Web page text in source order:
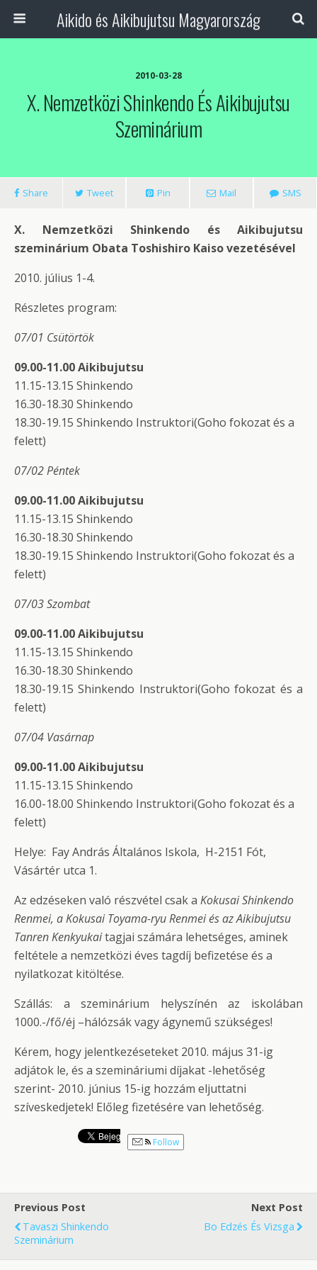
Aikido és Aikibujutsu Magyarország
2010-03-28
X. Nemzetközi Shinkendo És Aikibujutsu
Szeminárium
Share Tweet Pin Mail SMS
X. Nemzetközi Shinkendo és Aikibujutsu
szeminárium Obata Toshishiro Kaiso vezetésével
2010. július 1-4.
Részletes program:
07/01 Csütörtök
09.00-11.00 Aikibujutsu
11.15-13.15 Shinkendo
16.30-18.30 Shinkendo
18.30-19.15 Shinkendo Instruktori(Goho fokozat és a
felett)
07/02 Péntek
09.00-11.00 Aikibujutsu
11.15-13.15 Shinkendo
16.30-18.30 Shinkendo
18.30-19.15 Shinkendo Instruktori(Goho fokozat és a
felett)
07/03 Szombat
09.00-11.00 Aikibujutsu
11.15-13.15 Shinkendo
16.30-18.30 Shinkendo
18.30-19.15 Shinkendo Instruktori(Goho fokozat és a
felett)
07/04 Vasárnap
09.00-11.00 Aikibujutsu
11.15-13.15 Shinkendo
16.00-18.00 Shinkendo Instruktori(Goho fokozat és a
felett)
Helye: Fay András Általános Iskola, H-2151 Fót,
Vásártér utca 1.
Az edzéseken való részvétel csak a Kokusai Shinkendo
Renmei, a Kokusai Toyama-ryu Renmei és az Aikibujutsu
Tanren Kenkyukaitagjai számára lehetséges, aminek
feltétele a nemzetközi éves tagdíj befizetése és a
nyilatkozat kitöltése.
Szállás: a szeminárium helyszínén az iskolában
1000.-/fő/éj –hálózsák vagy ágynemű szükséges!
Kérem, hogy jelentkezéseteket 2010. május 31-ig
adjátok le, és a szemináriumi díjakat -lehetőség
szerint- 2010. június 15-ig hozzám eljuttatni
szíveskedjetek! Előleg fizetésére van lehetőség.
Follow
Previous Post
Tavaszi Shinkendo
Szeminárium
Next Post
Bo Edzés És Vizsga